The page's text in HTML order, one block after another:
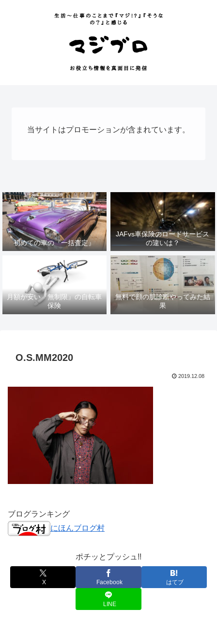
当サイトはプロモーションが含まれています。
初めての車の『一括査定』
JAFvs車保険のロードサービス
の違いは？
月額が安い『無制限』の自転車
保険
無料で顔の肌診断やってみた結
果
O.S.MM2020
2019.12.08
ブログランキング
にほんブログ村
ポチッとプッシュ!!
X Facebook はてブ
LINE